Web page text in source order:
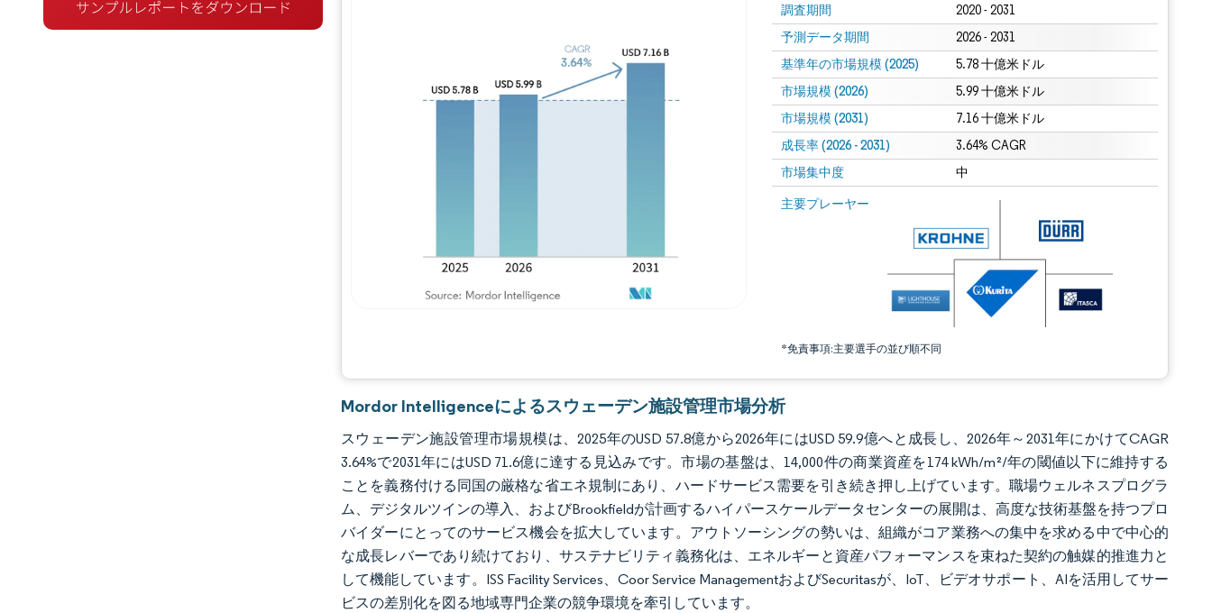
トレンドとインサイト 調査期間 2020 - 2031
予測データ期間 2026 - 2031
基準年の市場規模 (2025) 5.78 十億米ドル
市場規模 (2026) 5.99 十億米ドル
市場規模 (2031) 7.16 十億米ドル
成長率 (2026 - 2031) 3.64% CAGR
市場集中度 中
主要プレーヤー
*免責事項:主要選手の並び順不同
画像 © Mordor Intelligence。再利用にはCC BY 4.0の表示が必要です。
画像 © Mordor Intelligence。再利用にはCC BY 4.0の表示が必要です。
Mordor Intelligenceによるスウェーデン施設管理市場分析
スウェーデン施設管理市場規模は、2025年のUSD 57.8億から2026年にはUSD 59.9億へと成長し、2026年～2031年にかけてCAGR
3.64%で2031年にはUSD 71.6億に達する見込みです。市場の基盤は、14,000件の商業資産を174 kWh/m²/年の閾値以下に維持する
ことを義務付ける同国の厳格な省エネ規制にあり、ハードサービス需要を引き続き押し上げています。職場ウェルネスプログラ
ム、デジタルツインの導入、およびBrookfieldが計画するハイパースケールデータセンターの展開は、高度な技術基盤を持つプロ
バイダーにとってのサービス機会を拡大しています。アウトソーシングの勢いは、組織がコア業務への集中を求める中で中心的
な成長レバーであり続けており、サステナビリティ義務化は、エネルギーと資産パフォーマンスを束ねた契約の触媒的推進力と
して機能しています。ISS Facility Services、Coor Service ManagementおよびSecuritasが、IoT、ビデオサポート、AIを活用してサー
ビスの差別化を図る地域専門企業の競争環境を牽引しています。